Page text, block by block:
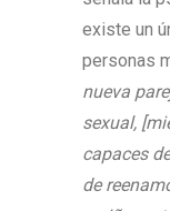
existe un
personas
nueva
sexual,
capaces
de